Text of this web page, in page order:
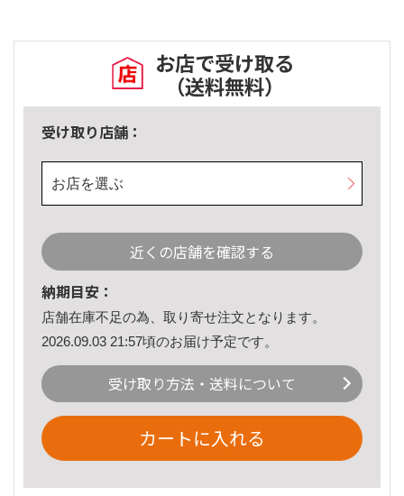
お店で受け取る
（送料無料）
受け取り店舗：
お店を選ぶ
近くの店舗を確認する
納期目安：
店舗在庫不足の為、取り寄せ注文となります。
2026.09.03 21:57頃のお届け予定です。
受け取り方法・送料について
カートに入れる